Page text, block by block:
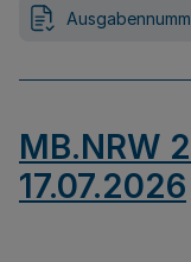
MB.NRW
17.07.2026